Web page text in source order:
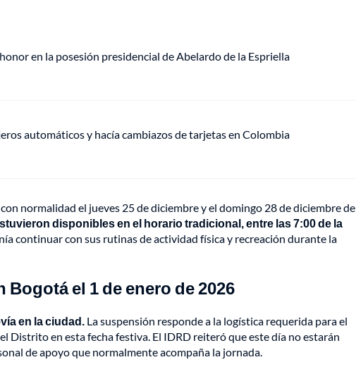
en la posesión presidencial de Abelardo de la Espriella
automáticos y hacía cambiazos de tarjetas en Colombia
normalidad el jueves 25 de diciembre y el domingo 28 de diciembre de
disponibles en el horario tradicional, entre las 7:00 de la
continuar con sus rutinas de actividad física y recreación durante la
el 1 de enero de 2026
en la ciudad. La suspensión responde a la logística requerida para el
Distrito en esta fecha festiva. El IDRD reiteró que este día no estarán
de apoyo que normalmente acompaña la jornada.